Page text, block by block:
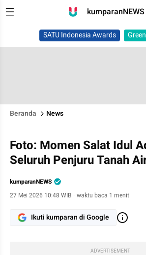
kumparanNEWS
SATU Indonesia Awards
Beranda News
Foto: Momen Salat Idul
Seluruh Penjuru Tanah
kumparanNEWS
27 Mei 2026 10:48 WIB · waktu baca 1 menit
Ikuti kumparan di Google
ADVERTISEMENT